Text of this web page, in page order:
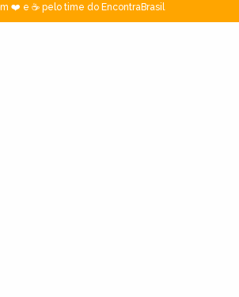
❤️ e ☕ pelo time do EncontraBrasil